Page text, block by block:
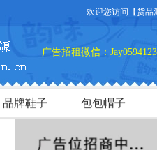
欢迎您访问【货品源】
广告招租微信：Jay0594123
品牌鞋子 包包帽子